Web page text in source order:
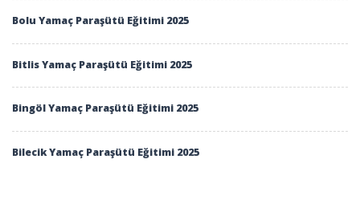
Bolu Yamaç Paraşütü Eğitimi 2025
Bitlis Yamaç Paraşütü Eğitimi 2025
Bingöl Yamaç Paraşütü Eğitimi 2025
Bilecik Yamaç Paraşütü Eğitimi 2025